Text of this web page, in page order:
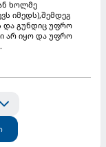
ხოლმე
იმედს),შემდეგ
და გუნდიც უფრო
არ იყო და უფრო